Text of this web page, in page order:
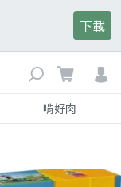
下載
啃好肉